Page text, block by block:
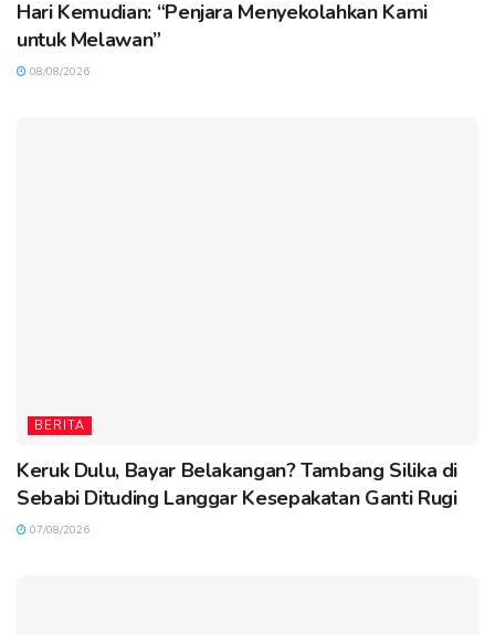
Hari Kemudian: “Penjara Menyekolahkan Kami
untuk Melawan”
08/08/2026
BERITA
Keruk Dulu, Bayar Belakangan? Tambang Silika di
Sebabi Dituding Langgar Kesepakatan Ganti Rugi
07/08/2026